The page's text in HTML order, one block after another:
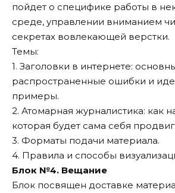
пойдет о специфике работы в
среде, управлении вниманием
секретах вовлекающей верстки.
Темы:
1. Заголовки в интернете:
распространенные ошибки и
примеры.
2. Атомарная журналистика: как
которая будет сама себя
3. Форматы подачи материала.
4. Правила и способы
Блок №4. Вещание
Блок посвящен доставке